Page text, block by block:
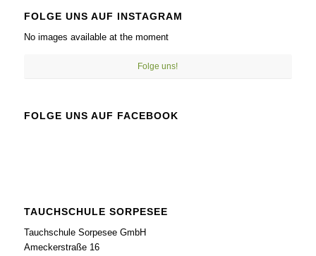
FOLGE UNS AUF INSTAGRAM
No images available at the moment
Folge uns!
FOLGE UNS AUF FACEBOOK
TAUCHSCHULE SORPESEE
Tauchschule Sorpesee GmbH
Ameckerstraße 16